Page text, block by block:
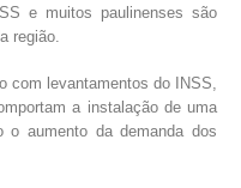
e muitos paulinenses são
região.
com levantamentos do INSS,
a instalação de uma
o aumento da demanda dos